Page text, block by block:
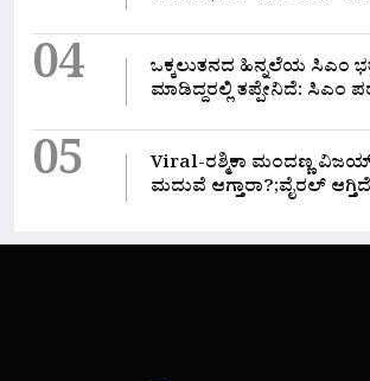
04
ಒಕ್ಕಲುತನದ ಹಿನ್ನಲೆಯ ಸಿಎಂ
ಮಾಡಿದ್ದರಲ್ಲಿ‌ ತಪ್ಪೇನಿದೆ: ಸಿಎಂ
05
Viral-ರಶ್ಮಿಕಾ ಮಂದಣ್ಣ
ಮದುವೆ ಆಗ್ತಾರಾ?;ವೈರಲ್